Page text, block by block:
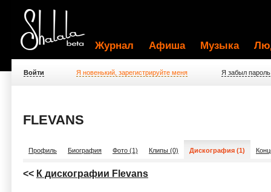
Журнал Афиша Музыка
Войти Я новенький, зарегистрируйте меня Я забыл пароль
FLEVANS
Профиль Биография Фото (1) Клипы (0) Дискография (1)
<< К дискографии Flevans